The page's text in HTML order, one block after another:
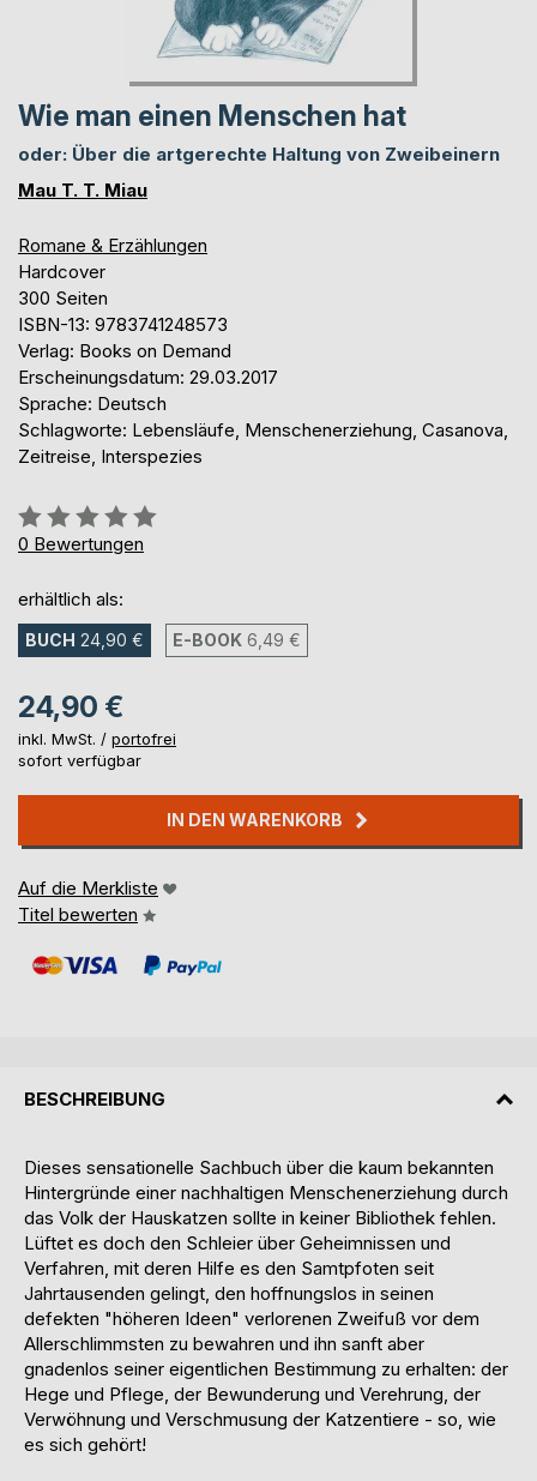
Wie man einen Menschen hat
oder: Über die artgerechte Haltung von Zweibeinern
Mau T. T. Miau
Romane & Erzählungen
Hardcover
300 Seiten
ISBN-13: 9783741248573
Verlag: Books on Demand
Erscheinungsdatum: 29.03.2017
Sprache: Deutsch
Schlagworte: Lebensläufe, Menschenerziehung, Casanova,
Zeitreise, Interspezies
Bewertung::
0%
0 Bewertungen
erhältlich als:
BUCH 24,90 € E-BOOK 6,49 €
24,90 €
inkl. MwSt. / portofrei
sofort verfügbar
IN DEN WARENKORB
Auf die Merkliste
Titel bewerten
BESCHREIBUNG
Dieses sensationelle Sachbuch über die kaum bekannten
Hintergründe einer nachhaltigen Menschenerziehung durch
das Volk der Hauskatzen sollte in keiner Bibliothek fehlen.
Lüftet es doch den Schleier über Geheimnissen und
Verfahren, mit deren Hilfe es den Samtpfoten seit
Jahrtausenden gelingt, den hoffnungslos in seinen
defekten "höheren Ideen" verlorenen Zweifuß vor dem
Allerschlimmsten zu bewahren und ihn sanft aber
gnadenlos seiner eigentlichen Bestimmung zu erhalten: der
Hege und Pflege, der Bewunderung und Verehrung, der
Verwöhnung und Verschmusung der Katzentiere - so, wie
es sich gehört!